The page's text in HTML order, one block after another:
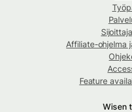
Affiliate-ohjelma
Feature
Wisen